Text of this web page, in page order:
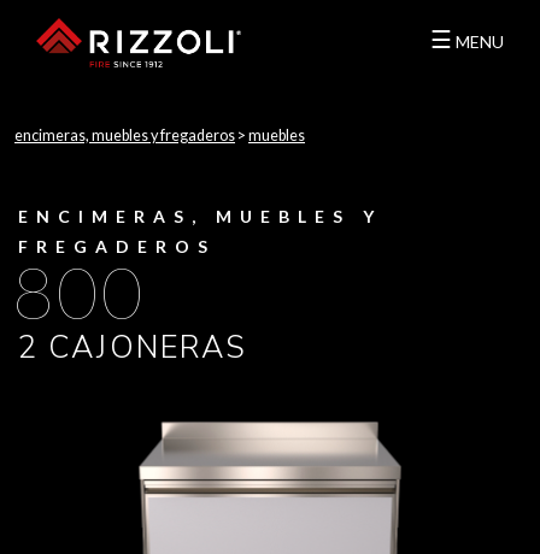
☰ MENU
encimeras, muebles y fregaderos > muebles
ENCIMERAS, MUEBLES Y
FREGADEROS
800
2 CAJONERAS